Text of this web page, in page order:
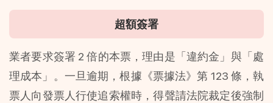
超額簽署
業者要求簽署 2 倍的本票，理由是「違約金」與「處
理成本」。一旦逾期，根據《票據法》第 123 條，執
票人向發票人行使追索權時，得聲請法院裁定後強制